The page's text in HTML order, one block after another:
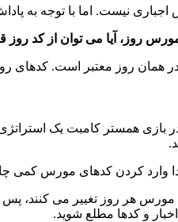
نیست. اما با توجه به
روز، آیا می‌ توان از کد روز
روز معتبر است. کدهای
بازی همستر کامبت یک استراتژی
وارد کردن کدهای مورس کمی
هر روز تغییر می‌ کنند، پس
و کدها مطلع شوید.